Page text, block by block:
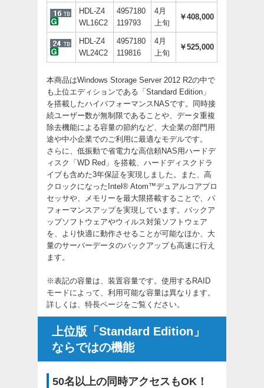
HDL-Z4
WL16C2
4957180
119793
4月
上旬
￥408,000
HDL-Z4
WL24C2
4957180
119816
4月
上旬
￥525,000
本商品はWindows Storage Server 2012 R2の中で
も上位エディションである「Standard Edition」
を搭載したハイパフォーマンスNASです。同時接
続ユーザー数が無制限であることや、データ重複
除去機能による容量の節約など、大企業の部門用
途や中小企業でのご利用に最適なモデルです。
さらに、低振動で省電力な高信頼NAS用ハードデ
ィスク「WD Red」を搭載、ハードディスクドラ
イブも含めた3年保証を実現しました。また、高
クロックになったIntel® Atom™デュアルコアプロ
セッサや、メモリーを最大限搭載することで、パ
フォーマンスアップを実現しています。バックア
ップソフトウェアやウィルス対策ソフトウェア
を、より快適に動作させることが可能なほか、大
量のサーバーデータのバックアップも高速に行え
ます。
※表記の容量は、装置容量です。使用するRAID
モードによって、利用可能な容量は異なります。
詳しくは、特長ページをご覧ください。
上位版「Standard Edition」
ならではの機能
50名以上の同時アクセスもOK！